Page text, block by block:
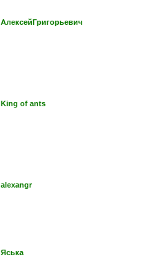
АлексейГригорьевич
King of ants
alexangr
Яська